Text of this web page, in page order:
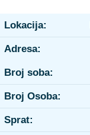
Lokacija:
Adresa:
Broj soba:
Broj Osoba:
Sprat: